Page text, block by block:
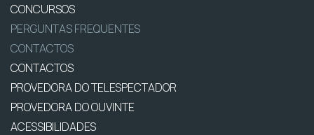
CONCURSOS
PERGUNTAS FREQUENTES
CONTACTOS
CONTACTOS
PROVEDORA DO TELESPECTADOR
PROVEDORA DO OUVINTE
ACESSIBILIDADES